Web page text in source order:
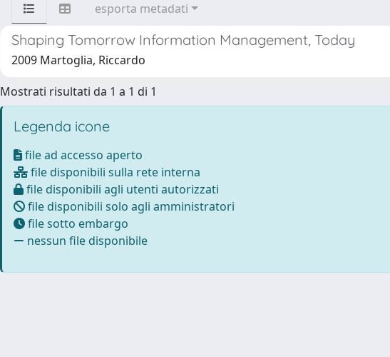
esporta metadati
Shaping Tomorrow Information Management, Today
2009 Martoglia, Riccardo
Mostrati risultati da 1 a 1 di 1
Legenda icone
file ad accesso aperto
file disponibili sulla rete interna
file disponibili agli utenti autorizzati
file disponibili solo agli amministratori
file sotto embargo
nessun file disponibile